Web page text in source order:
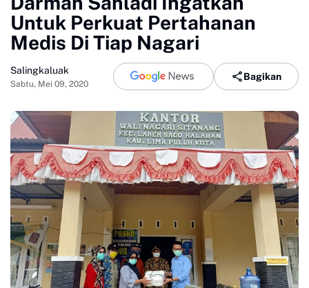
Untuk Perkuat Pertahanan
Medis Di Tiap Nagari
Salingkaluak
Sabtu, Mei 09, 2020
Bagikan